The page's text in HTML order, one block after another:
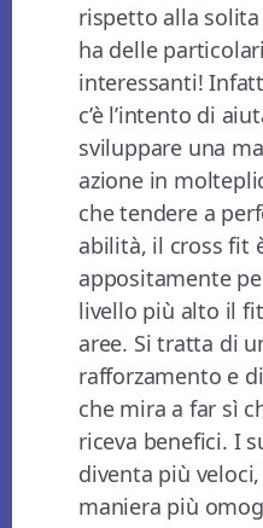
rispetto alla
ha delle
interessanti!
c’è l’intento di
sviluppare una
azione in
che tendere a
abilità, il cross fit
appositamente
livello più alto il
aree. Si tratta di
rafforzamento e
che mira a far sì
riceva benefici. I
diventa più
maniera più